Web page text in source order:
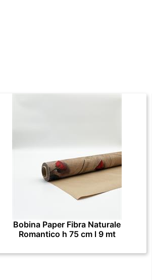
Bobina Paper Fibra Naturale
Romantico h 75 cm l 9 mt